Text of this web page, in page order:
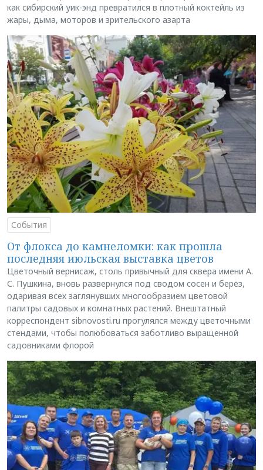
как сибирский уик-энд превратился в плотный коктейль из
жары, дыма, моторов и зрительского азарта
События
От флокса до камнеломки: как прошла
последняя июльская выставка цветов
Цветочный вернисаж, столь привычный для сквера имени А.
С. Пушкина, вновь развернулся под сводом сосен и берёз,
одаривая всех заглянувших многообразием цветовой
палитры садовых и комнатных растений. Внештатный
корреспондент sibnovosti.ru прогулялся между цветочными
стендами, чтобы полюбоваться заботливо выращенной
садовниками флорой